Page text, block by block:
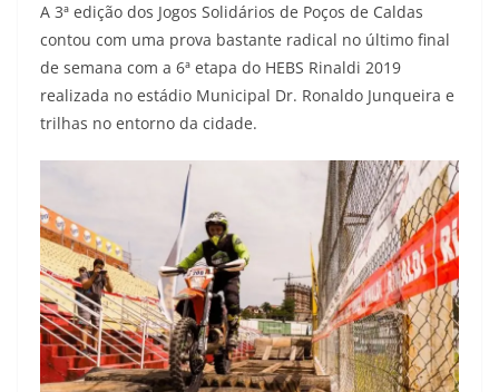
A 3ª edição dos Jogos Solidários de Poços de Caldas
contou com uma prova bastante radical no último final
de semana com a 6ª etapa do HEBS Rinaldi 2019
realizada no estádio Municipal Dr. Ronaldo Junqueira e
trilhas no entorno da cidade.